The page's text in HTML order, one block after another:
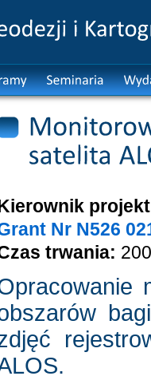
Nr N526
trwania: